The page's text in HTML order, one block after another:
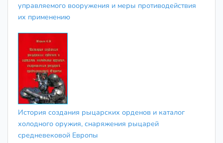
управляемого вооружения и меры противодействия
их применению
История создания рыцарских орденов и каталог
холодного оружия, снаряжения рыцарей
средневековой Европы